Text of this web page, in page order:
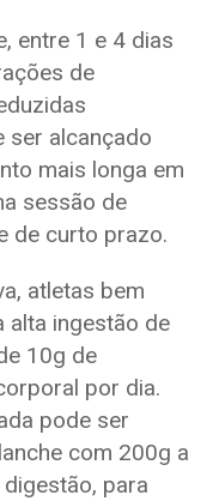
entre 1 e 4 dias
de
ser alcançado
mais longa em
sessão de
de curto prazo.
atletas bem
alta ingestão de
10g de
por dia.
pode ser
com 200g a
para